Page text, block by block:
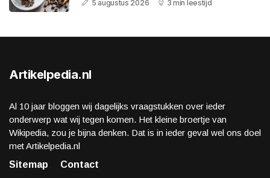
5 augustus 2026 3 min leestijd
Artikelpedia.nl
Al 10 jaar bloggen wij dagelijks vraagstukken over ieder
onderwerp wat wij tegen komen. Het kleine broertje van
Wikipedia, zou je bijna denken. Dat is in ieder geval wel ons doel
met Artikelpedia.nl
Sitemap
Contact